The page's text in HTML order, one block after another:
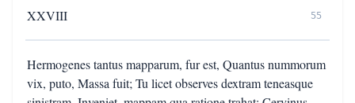
XXVIII 55
Hermogenes tantus mapparum, fur est, Quantus nummorum
vix, puto, Massa fuit; Tu licet observes dextram teneasque